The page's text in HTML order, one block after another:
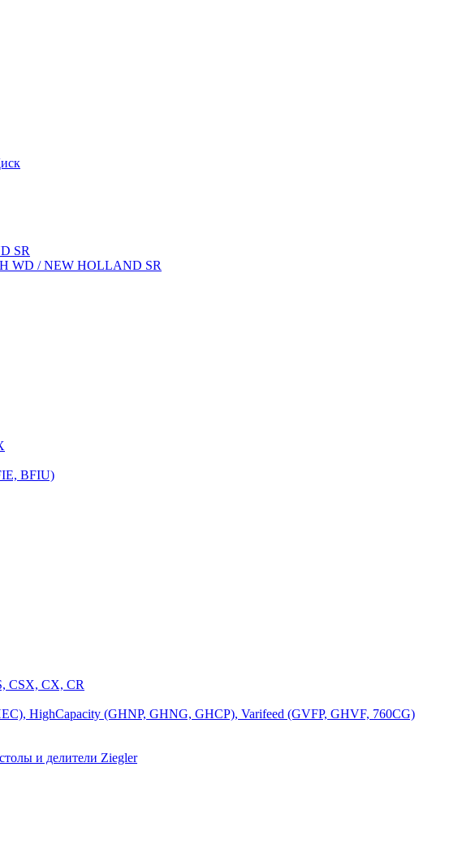
SR
WD / NEW HOLLAND SR
BFIU)
CSX, CX, CR
HighCapacity (GHNP, GHNG, GHCP), Varifeed (GVFP, GHVF, 760CG)
и делители Ziegler